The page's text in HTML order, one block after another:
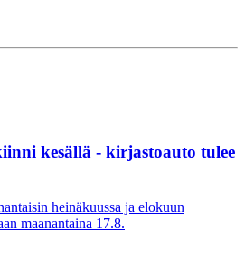
kesällä - kirjastoauto tulee
heinäkuussa ja elokuun
maanantaina 17.8.